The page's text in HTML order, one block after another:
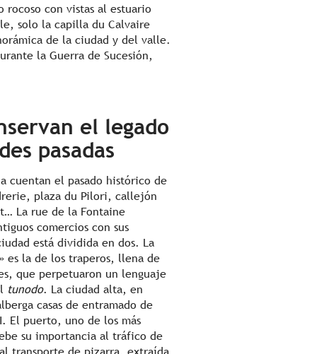
con vistas al estuario
solo la capilla du Calvaire
de la ciudad y del valle.
la Guerra de Sucesión,
el legado
pasadas
cuentan el pasado histórico de
plaza du Pilori, callejón
La rue de la Fontaine
comercios con sus
está dividida en dos. La
es la de los traperos, llena de
que perpetuaron un lenguaje
tunodo. La ciudad alta, en
casas de entramado de
El puerto, uno de los más
su importancia al tráfico de